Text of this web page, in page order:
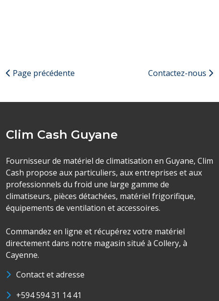
Page précédente Contactez-nous
Clim Cash Guyane
Fournisseur de matériel de climatisation en Guyane, Clim
Cash propose aux particuliers, aux entreprises et aux
professionnels du froid une large gamme de
climatiseurs, pièces détachées, matériel frigorifique,
équipements de ventilation et accessoires.
Commandez en ligne et récupérez votre matériel
directement dans notre magasin situé à Collery, à
Cayenne.
Contact et adresse
+594 594 31 14 41